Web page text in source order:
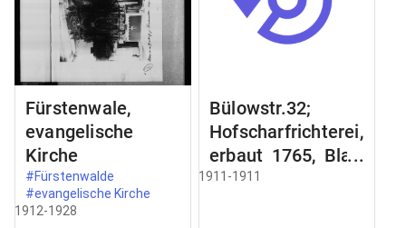
Fürstenwale,
evangelische
Kirche
#Fürstenwalde
#evangelische Kirche
1912-1928
Bülowstr.32;
Hofscharfrichterei,
erbaut 1765, Blatt
2;
1911-1911